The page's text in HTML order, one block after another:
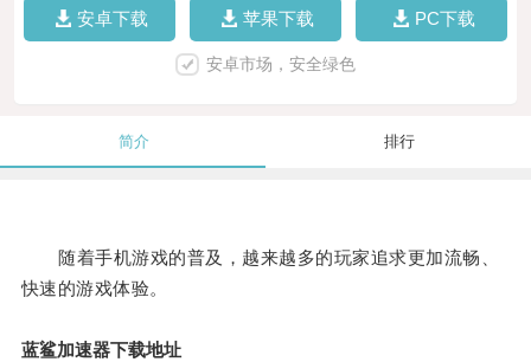
安卓下载 苹果下载 PC下载
安卓市场，安全绿色
简介 排行
随着手机游戏的普及，越来越多的玩家追求更加流畅、
快速的游戏体验。
蓝鲨加速器下载地址